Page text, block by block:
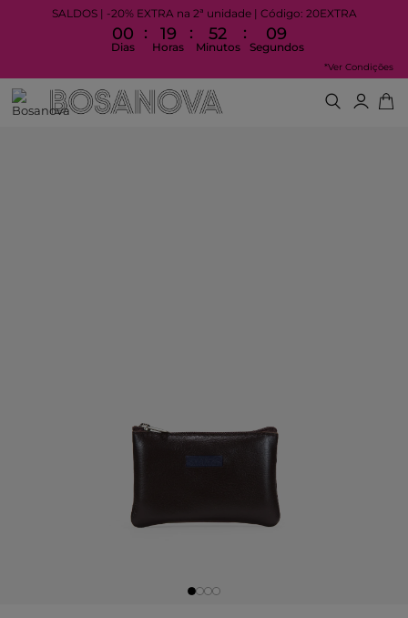
SALDOS | -20% EXTRA na 2ª unidade | Código: 20EXTRA
00
Dias
: 19
Horas
: 52
Minutos
: 09
Segundos
*Ver Condições